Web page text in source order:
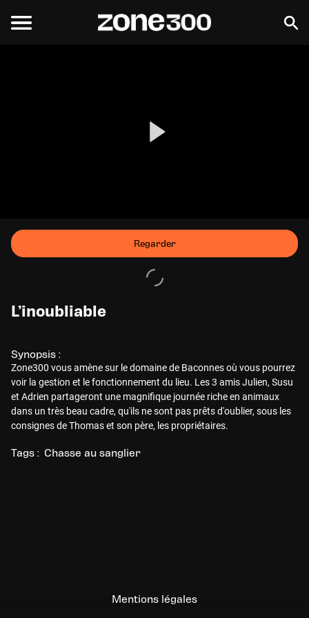
Regarder
L’inoubliable
Synopsis :
Zone300 vous amène sur le domaine de Baconnes où vous pourrez
voir la gestion et le fonctionnement du lieu. Les 3 amis Julien, Susu
et Adrien partageront une magnifique journée riche en animaux
dans un très beau cadre, qu'ils ne sont pas prêts d'oublier, sous les
consignes de Thomas et son père, les propriétaires.
Tags : Chasse au sanglier
Mentions légales